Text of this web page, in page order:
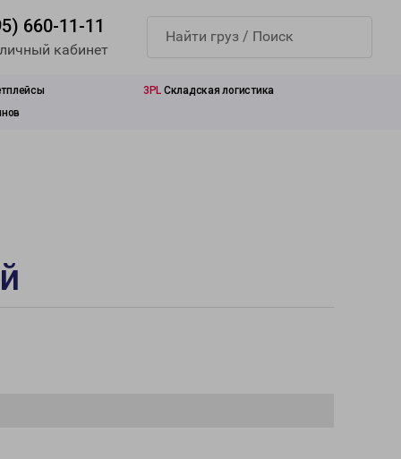
660-11-11
кабинет
3PL Складская логистика